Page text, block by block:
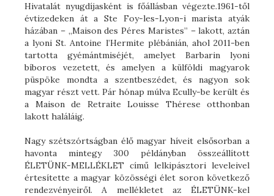
Hivatalát nyugdíjasként is főállásban végezte.1961-től
évtizedeken át a Ste Foy-les-Lyon-i marista atyák
házában – „Maison des Péres Maristes” – lakott, aztán
a lyoni St. Antoine l’Hermite plébánián, ahol 2011-ben
tartotta gyémántmiséjét, amelyet Barbarin lyoni
bíboros vezetett, és amelyen a külföldi magyarok
püspöke mondta a szentbeszédet, és nagyon sok
magyar részt vett. Pár hónap múlva Ecully-be került és
a Maison de Retraite Louisse Thérese otthonban
lakott haláláig.
Nagy szétszórtságban élő magyar híveit elsősorban a
havonta mintegy 300 példányban összeállított
ÉLETÜNK-MELLÉKLET című lelkipásztori leveleivel
értesítette a magyar közösségi élet soron következő
rendezvényeiről. A mellékletet az ÉLETÜNK-kel